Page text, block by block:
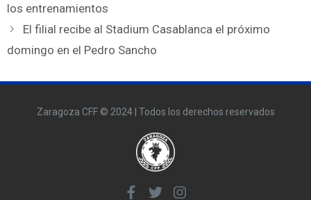
los entrenamientos
El filial recibe al Stadium Casablanca el próximo
domingo en el Pedro Sancho
Zaragoza CFF © 2024 | Todos los derechos reservados